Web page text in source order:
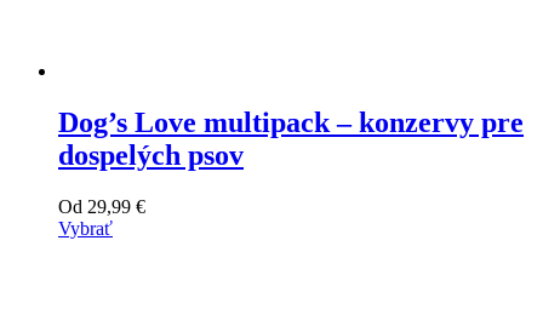
Dog’s Love multipack – konzervy pre
dospelých psov
Od 29,99 €
Vybrať